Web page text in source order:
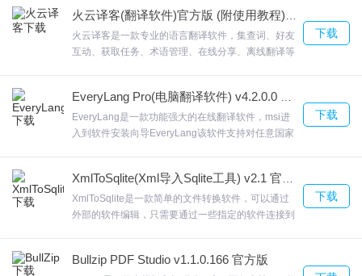
优化了首页页面
PDF，手机，AZW，文本，由于顶级领先的DRM解
密技术，Any eBook Converter能够将大部分电子书
文件转换为无DRM的ePub，PDF，Mobi，AZW，文
火云译客是一款专业的语言翻译软件，集查词、好友
互动、获取任务、术语管理、在线分享、离线翻译等
载体验。
下载
EveryLang是一款功能强大的在线翻译软件，msi进
入到软件安装向导EveryLang该软件支持对任意国家
操作。欢迎来合众软件园下载体验。
下载
XmlToSqlite是一款简单的文件转换软件，可以通过
外部的软件编辑，只需要通过一些指定的软件连接到
动的时候提示您输入Sqlite账号，欢迎来合众软件园
下载
Bullzip PDF Studio v1.1.0.166 官方版